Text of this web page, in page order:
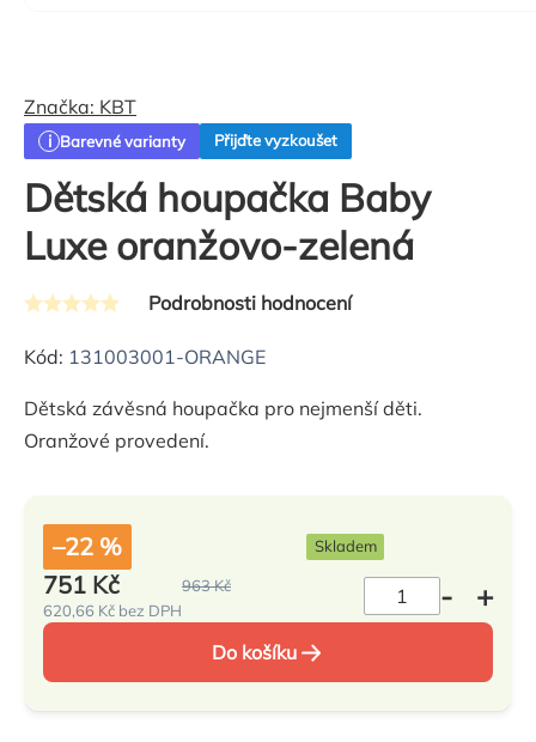
Dětská houpačka Baby
Luxe oranžovo-zelená
Barevné varianty Přijďte vyzkoušet
Průměrné
hodnocení
je
0,0
hvězdiček.
Podrobnosti hodnocení
Značka: KBT
Kód: 131003001-ORANGE
Dětská závěsná houpačka pro nejmenší děti.
Oranžové provedení.
–22 % Skladem
963 Kč
751 Kč
620,66 Kč bez DPH
cena:Do košíku